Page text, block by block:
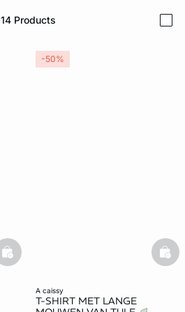
14 Products
basketfull
a caissy
T-SHIRT MET LANGE
-50%